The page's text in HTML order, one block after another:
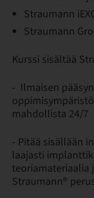
Straumann
Straumann
Kurssi sisältää
- Ilmaisen
mahdollista 24/7
- Pitää sisällään
laajasti
teoriamateriaalia
Straumann®